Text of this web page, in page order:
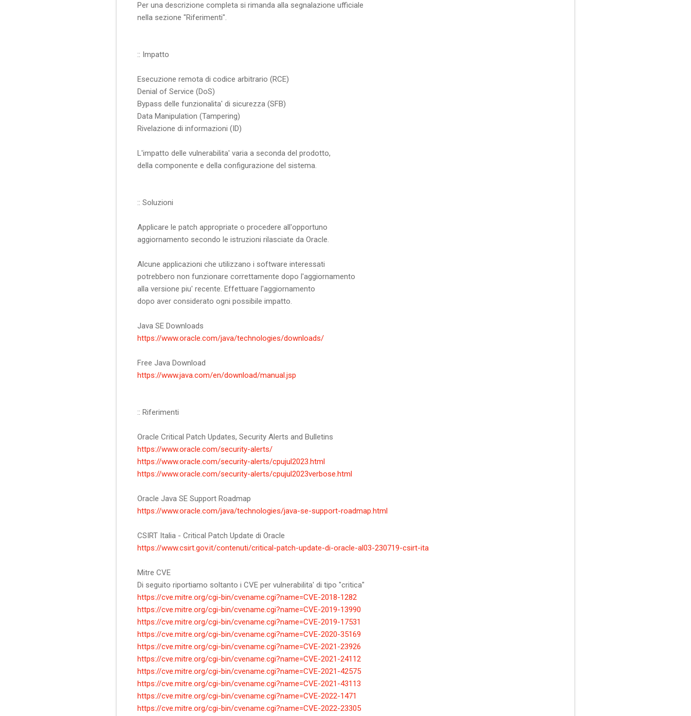
Per una descrizione completa si rimanda alla segnalazione ufficiale
nella sezione "Riferimenti".
:: Impatto
Esecuzione remota di codice arbitrario (RCE)
Denial of Service (DoS)
Bypass delle funzionalita' di sicurezza (SFB)
Data Manipulation (Tampering)
Rivelazione di informazioni (ID)
L'impatto delle vulnerabilita' varia a seconda del prodotto,
della componente e della configurazione del sistema.
:: Soluzioni
Applicare le patch appropriate o procedere all'opportuno
aggiornamento secondo le istruzioni rilasciate da Oracle.
Alcune applicazioni che utilizzano i software interessati
potrebbero non funzionare correttamente dopo l'aggiornamento
alla versione piu' recente. Effettuare l'aggiornamento
dopo aver considerato ogni possibile impatto.
Java SE Downloads
https://www.oracle.com/java/technologies/downloads/
Free Java Download
https://www.java.com/en/download/manual.jsp
:: Riferimenti
Oracle Critical Patch Updates, Security Alerts and Bulletins
https://www.oracle.com/security-alerts/
https://www.oracle.com/security-alerts/cpujul2023.html
https://www.oracle.com/security-alerts/cpujul2023verbose.html
Oracle Java SE Support Roadmap
https://www.oracle.com/java/technologies/java-se-support-roadmap.html
CSIRT Italia - Critical Patch Update di Oracle
https://www.csirt.gov.it/contenuti/critical-patch-update-di-oracle-al03-230719-csirt-ita
Mitre CVE
Di seguito riportiamo soltanto i CVE per vulnerabilita' di tipo "critica"
https://cve.mitre.org/cgi-bin/cvename.cgi?name=CVE-2018-1282
https://cve.mitre.org/cgi-bin/cvename.cgi?name=CVE-2019-13990
https://cve.mitre.org/cgi-bin/cvename.cgi?name=CVE-2019-17531
https://cve.mitre.org/cgi-bin/cvename.cgi?name=CVE-2020-35169
https://cve.mitre.org/cgi-bin/cvename.cgi?name=CVE-2021-23926
https://cve.mitre.org/cgi-bin/cvename.cgi?name=CVE-2021-24112
https://cve.mitre.org/cgi-bin/cvename.cgi?name=CVE-2021-42575
https://cve.mitre.org/cgi-bin/cvename.cgi?name=CVE-2021-43113
https://cve.mitre.org/cgi-bin/cvename.cgi?name=CVE-2022-1471
https://cve.mitre.org/cgi-bin/cvename.cgi?name=CVE-2022-23305